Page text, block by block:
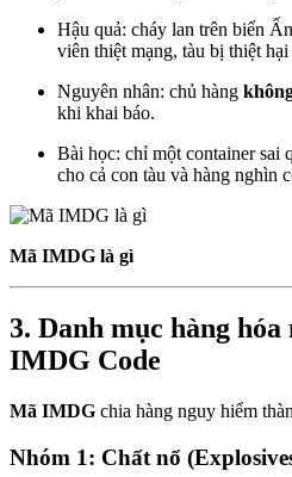
Hậu quả: cháy lan trên biển
viên thiệt mạng, tàu bị thiệt
Nguyên nhân: chủ hàng
khi khai báo.
Bài học: chỉ một container sai
cho cả con tàu và hàng nghìn
Mã IMDG là gì
3. Danh mục hàng
IMDG Code
Mã IMDG chia hàng nguy hiểm
Nhóm 1: Chất nổ